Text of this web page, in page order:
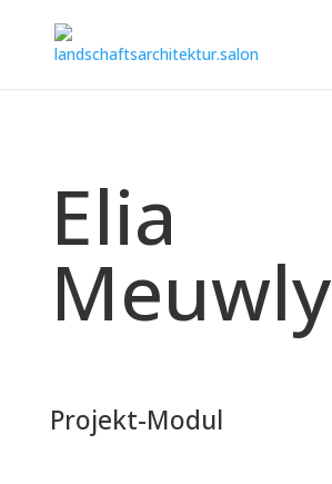
Elia
Meuwly
Projekt-Modul